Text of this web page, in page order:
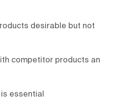
desirable but not
competitor products an
essential